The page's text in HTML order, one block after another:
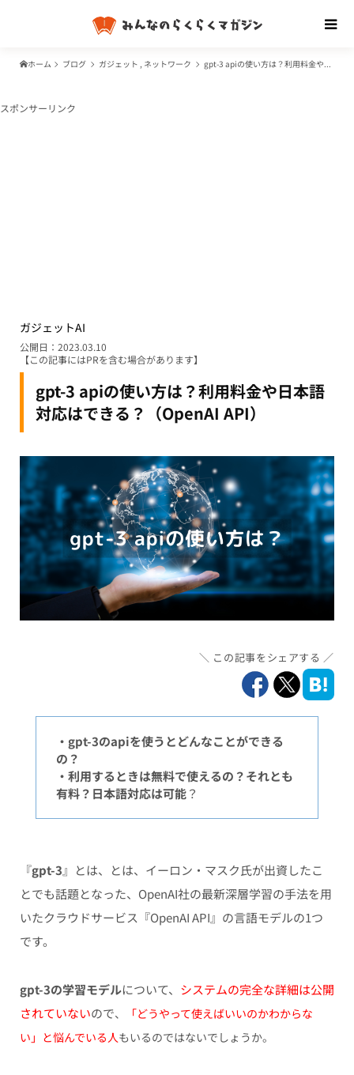
ホーム ブログ ガジェット , ネットワーク gpt-3 apiの使い方は？利用料金や日本語対応はできる？（OpenAI API）
スポンサーリンク
ガジェットAI
gpt-3 apiの使い方は？利用料金や日本語
対応はできる？（OpenAI API）
公開日：2023.03.10
【この記事にはPRを含む場合があります】
この記事をシェアする
・gpt-3のapiを使うとどんなことができる
の？
・利用するときは無料で使えるの？それとも
有料？ 日本語対応は可能？
『gpt-3』とは、とは、イーロン・マスク氏が出資したこ
とでも話題となった、OpenAI社の最新深層学習の手法を用
いたクラウドサービス『OpenAI API』の言語モデルの1つ
です。
gpt-3の学習モデルについて、 システムの完全な詳細は公開
されていないので、
「どうやって使えばいいのかわからな
い」と悩んでいる人もいるのではないでしょうか。